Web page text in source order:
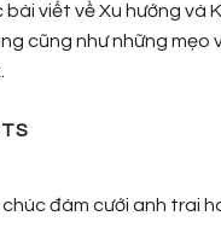
viết về Xu hướng và
cũng như những mẹo
chúc đám cưới anh trai